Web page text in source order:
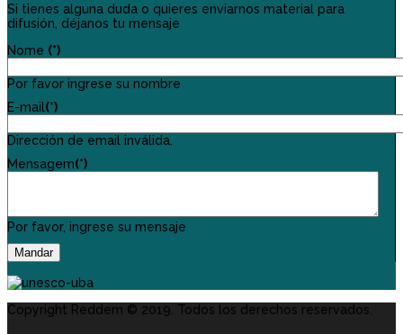
Si tienes alguna duda o quieres enviarnos material para
difusión, déjanos tu mensaje
Nome (*)
Por favor ingrese su nombre
E-mail(*)
Dirección de email inválida.
Mensagem(*)
Por favor, ingrese su mensaje
Mandar
Copyright Reddem © 2019. Todos los derechos reservados.